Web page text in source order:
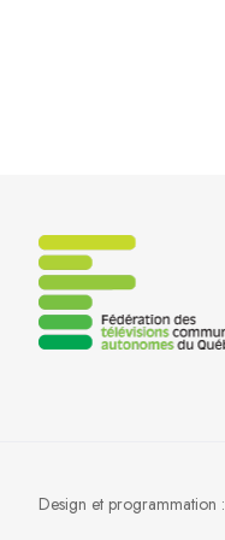
Design et programmation :